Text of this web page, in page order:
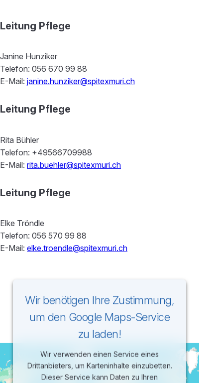
Leitung Pflege
Janine Hunziker
Telefon: 056 670 99 88
E-Mail: janine.hunziker@spitexmuri.ch
Leitung Pflege
Rita Bühler
Telefon: +49566709988
E-Mail: rita.buehler@spitexmuri.ch
Leitung Pflege
Elke Tröndle
Telefon: 056 570 99 88
E-Mail: elke.troendle@spitexmuri.ch
Wir benötigen Ihre Zustimmung,
um den Google Maps-Service
zu laden!
Wir verwenden einen Service eines
Drittanbieters, um Karteninhalte einzubetten.
Dieser Service kann Daten zu Ihren